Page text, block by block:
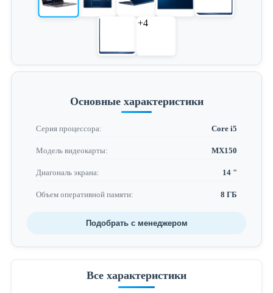
+4
Основные характеристики
Серия процессора: Core i5
Модель видеокарты: MX150
Диагональ экрана: 14 "
Объем оперативной памяти: 8 ГБ
Подобрать с менеджером
Все характеристики